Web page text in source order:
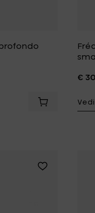
Aggiungi
€
Aggiungi